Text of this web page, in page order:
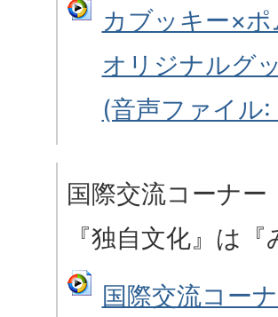
カブッキー×
オリジナルグ
(音声ファイル
国際交流コーナ
『独自文化』は
国際交流コー